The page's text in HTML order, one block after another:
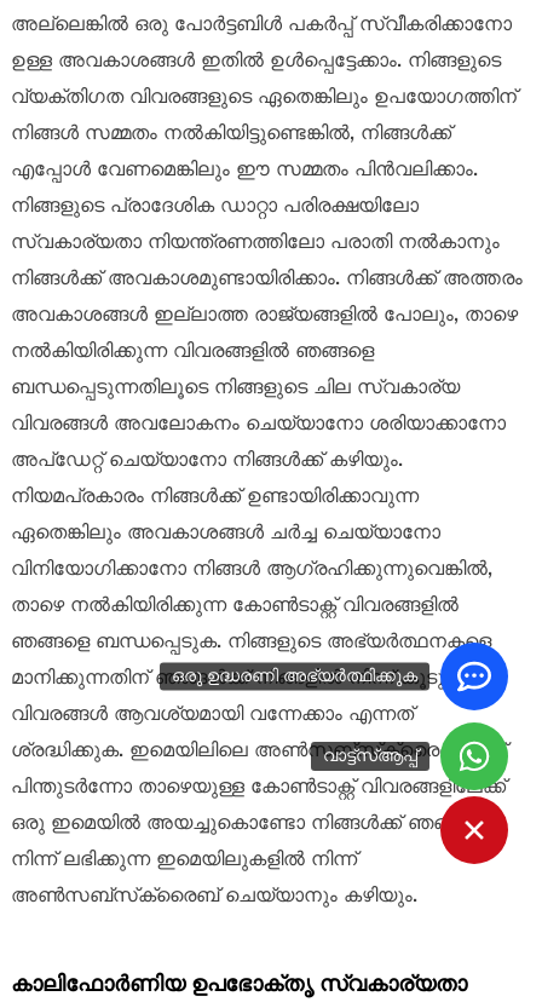
ഒരു ഉദ്ധരണി അഭ്യർത്ഥിക്കുക
വാട്ട്‌സ്ആപ്പ്
അല്ലെങ്കിൽ ഒരു പോർട്ടബിൾ പകർപ്പ് സ്വീകരിക്കാനോ
ഉള്ള അവകാശങ്ങൾ ഇതിൽ ഉൾപ്പെട്ടേക്കാം. നിങ്ങളുടെ
വ്യക്തിഗത വിവരങ്ങളുടെ ഏതെങ്കിലും ഉപയോഗത്തിന്
നിങ്ങൾ സമ്മതം നൽകിയിട്ടുണ്ടെങ്കിൽ, നിങ്ങൾക്ക്
എപ്പോൾ വേണമെങ്കിലും ഈ സമ്മതം പിൻവലിക്കാം.
നിങ്ങളുടെ പ്രാദേശിക ഡാറ്റാ പരിരക്ഷയിലോ
സ്വകാര്യതാ നിയന്ത്രണത്തിലോ പരാതി നൽകാനും
നിങ്ങൾക്ക് അവകാശമുണ്ടായിരിക്കാം. നിങ്ങൾക്ക് അത്തരം
അവകാശങ്ങൾ ഇല്ലാത്ത രാജ്യങ്ങളിൽ പോലും, താഴെ
നൽകിയിരിക്കുന്ന വിവരങ്ങളിൽ ഞങ്ങളെ
ബന്ധപ്പെടുന്നതിലൂടെ നിങ്ങളുടെ ചില സ്വകാര്യ
വിവരങ്ങൾ അവലോകനം ചെയ്യാനോ ശരിയാക്കാനോ
അപ്‌ഡേറ്റ് ചെയ്യാനോ നിങ്ങൾക്ക് കഴിയും.
നിയമപ്രകാരം നിങ്ങൾക്ക് ഉണ്ടായിരിക്കാവുന്ന
ഏതെങ്കിലും അവകാശങ്ങൾ ചർച്ച ചെയ്യാനോ
വിനിയോഗിക്കാനോ നിങ്ങൾ ആഗ്രഹിക്കുന്നുവെങ്കിൽ,
താഴെ നൽകിയിരിക്കുന്ന കോൺടാക്റ്റ് വിവരങ്ങളിൽ
ഞങ്ങളെ ബന്ധപ്പെടുക. നിങ്ങളുടെ അഭ്യർത്ഥനകളെ
മാനിക്കുന്നതിന് ഞങ്ങൾക്ക് നിങ്ങളിൽ നിന്ന് കൂടുതൽ
വിവരങ്ങൾ ആവശ്യമായി വന്നേക്കാം എന്നത്
ശ്രദ്ധിക്കുക. ഇമെയിലിലെ അൺസബ്‌സ്‌ക്രൈബ് ലിങ്ക്
പിന്തുടർന്നോ താഴെയുള്ള കോൺടാക്റ്റ് വിവരങ്ങളിലേക്ക്
ഒരു ഇമെയിൽ അയച്ചുകൊണ്ടോ നിങ്ങൾക്ക് ഞങ്ങളിൽ
നിന്ന് ലഭിക്കുന്ന ഇമെയിലുകളിൽ നിന്ന്
അൺസബ്‌സ്‌ക്രൈബ് ചെയ്യാനും കഴിയും.
കാലിഫോർണിയ ഉപഭോക്തൃ സ്വകാര്യതാ